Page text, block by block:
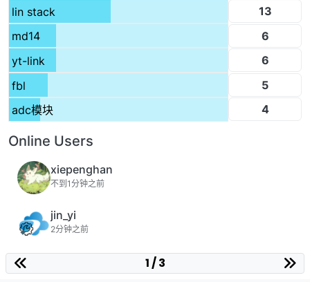
lin stack
13
md14
6
yt-link
6
fbl
5
adc模块
4
Online Users
xiepenghan
不到1分钟之前
jin_yi
2分钟之前
1 / 3